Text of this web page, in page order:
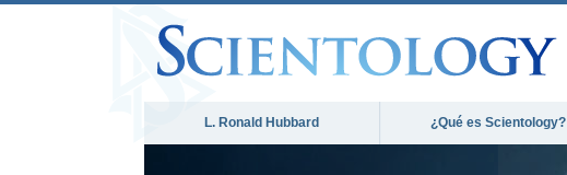
L. Ronald Hubbard ¿Qué es Scientology?